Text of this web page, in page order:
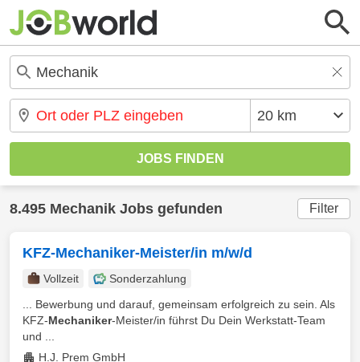
8.495 Mechanik Jobs gefunden Filter
KFZ-Mechaniker-Meister/in m/w/d
Vollzeit
Sonderzahlung
... Bewerbung und darauf, gemeinsam erfolgreich zu sein. Als
KFZ-Mechaniker-Meister/in führst Du Dein Werkstatt-Team
und ...
H.J. Prem GmbH